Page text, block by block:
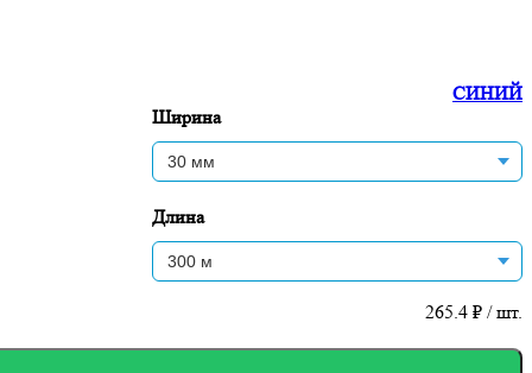
СИНИЙ
Ширина
Длина
265.4 ₽ / шт.